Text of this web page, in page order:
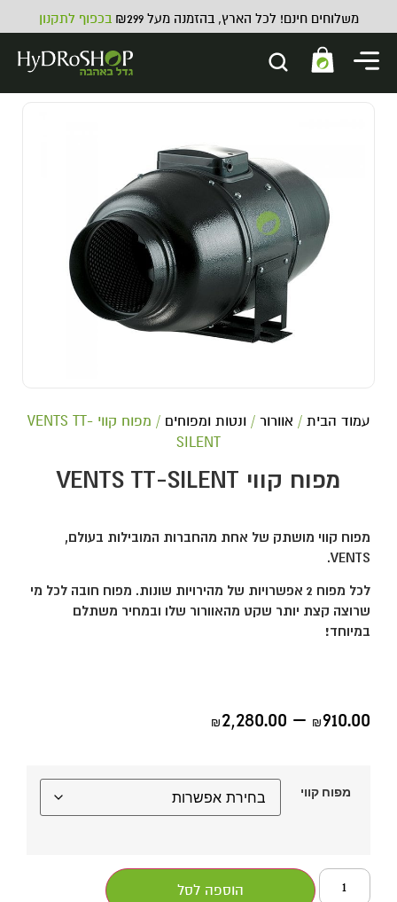
משלוחים חינם! לכל הארץ, בהזמנה מעל ₪299 בכפוף לתקנון
עמוד הבית / אוורור / ונטות ומפוחים
/ מפוח קווי VENTS TT-
SILENT
מפוח קווי VENTS TT-SILENT
מפוח קווי מושתק של אחת מהחברות המובילות בעולם,
VENTS
.
לכל מפוח 2 אפשרויות של מהירויות שונות. מפוח חובה לכל מי
שרוצה קצת יותר שקט מהאוורור שלו ובמחיר משתלם
במיוחד!
₪910.00
–
₪2,280.00
מפוח קווי
הוספה לסל